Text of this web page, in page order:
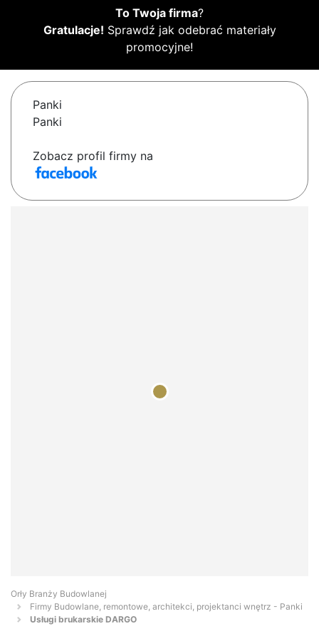
To Twoja firma?
Gratulacje! Sprawdź jak odebrać materiały
promocyjne!
Panki
Panki
Zobacz profil firmy na
Orły Branży Budowlanej
Firmy Budowlane, remontowe, architekci, projektanci wnętrz - Panki
Usługi brukarskie DARGO